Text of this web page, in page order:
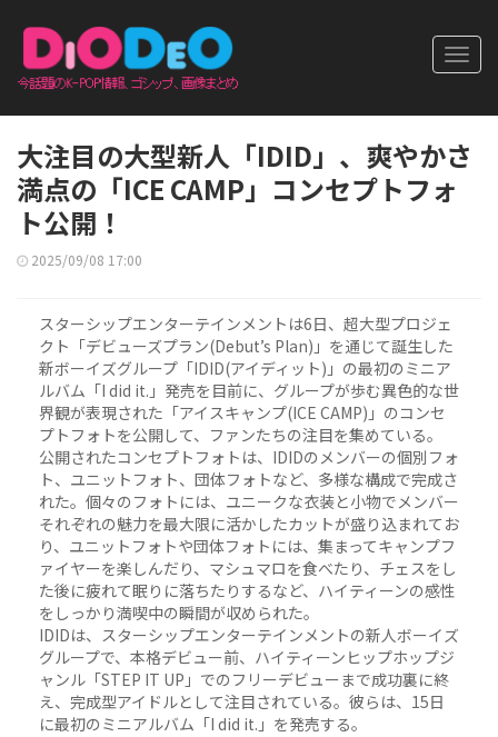
大注目の大型新人「IDID」、爽やかさ
満点の「ICE CAMP」コンセプトフォ
ト公開！
2025/09/08 17:00
スターシップエンターテインメントは6日、超大型プロジェ
クト「デビューズプラン(Debut’s Plan)」を通じて誕生した
新ボーイズグループ「IDID(アイディット)」の最初のミニア
ルバム「I did it.」発売を目前に、グループが歩む異色的な世
界観が表現された「アイスキャンプ(ICE CAMP)」のコンセ
プトフォトを公開して、ファンたちの注目を集めている。
公開されたコンセプトフォトは、IDIDのメンバーの個別フォ
ト、ユニットフォト、団体フォトなど、多様な構成で完成さ
れた。個々のフォトには、ユニークな衣装と小物でメンバー
それぞれの魅力を最大限に活かしたカットが盛り込まれてお
り、ユニットフォトや団体フォトには、集まってキャンプフ
ァイヤーを楽しんだり、マシュマロを食べたり、チェスをし
た後に疲れて眠りに落ちたりするなど、ハイティーンの感性
をしっかり満喫中の瞬間が収められた。
IDIDは、スターシップエンターテインメントの新人ボーイズ
グループで、本格デビュー前、ハイティーンヒップホップジ
ャンル「STEP IT UP」でのフリーデビューまで成功裏に終
え、完成型アイドルとして注目されている。彼らは、15日
に最初のミニアルバム「I did it.」を発売する。